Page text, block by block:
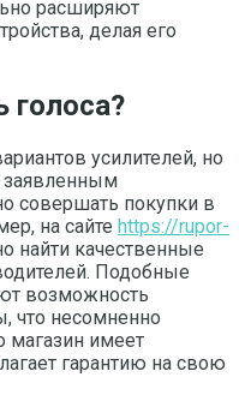
расширяют
делая его
голоса?
усилителей, но
заявленным
совершать покупки в
на сайте https://rupor-
найти качественные
Подобные
возможность
что несомненно
магазин имеет
гарантию на свою